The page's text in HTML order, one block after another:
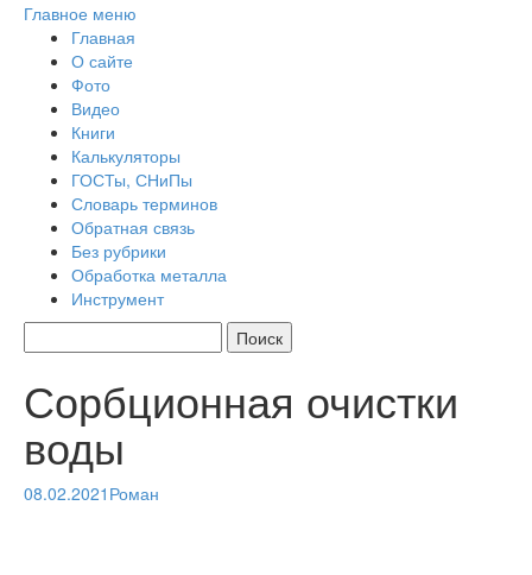
Главное меню
Главная
О сайте
Фото
Видео
Книги
Калькуляторы
ГОСТы, СНиПы
Словарь терминов
Обратная связь
Без рубрики
Обработка металла
Инструмент
Сорбционная очистки
воды
08.02.2021 Роман